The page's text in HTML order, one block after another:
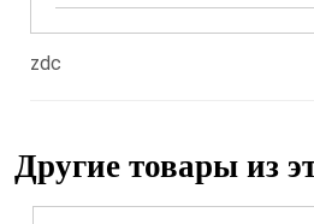
zdc
Другие товары из